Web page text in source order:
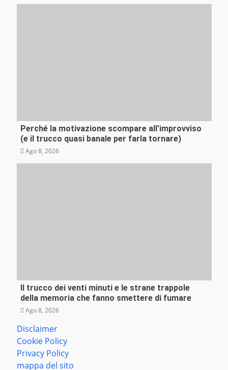
Mente e Salute
Perché la motivazione scompare all’improvviso
(e il trucco quasi banale per farla tornare)
Ago 8, 2026
Mente e Salute
Il trucco dei venti minuti e le strane trappole
della memoria che fanno smettere di fumare
Ago 8, 2026
Disclaimer
Cookie Policy
Privacy Policy
mappa del sito